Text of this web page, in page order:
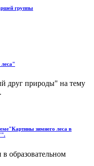
группы
леса"
друг природы" на тему
зимнего леса в
образовательном